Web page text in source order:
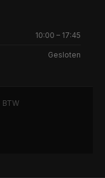
10:00 – 17:45
Gesloten
BTW